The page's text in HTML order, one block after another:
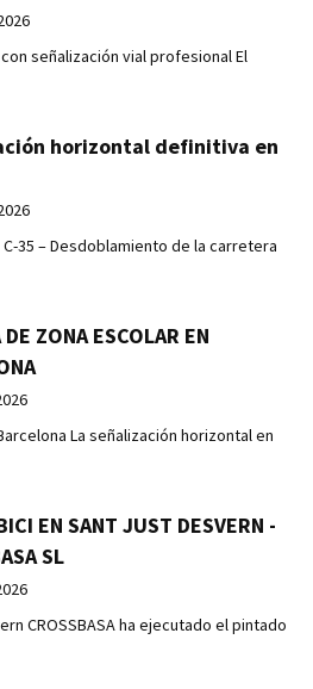
señalización vial profesional El
horizontal definitiva en
35 – Desdoblamiento de la carretera
ZONA ESCOLAR EN
La señalización horizontal en
EN SANT JUST DESVERN -
SL
CROSSBASA ha ejecutado el pintado